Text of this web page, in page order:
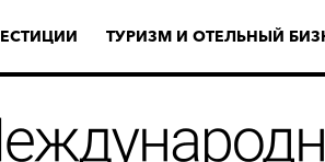
ТУРИЗМ И ОТЕЛЬНЫЙ